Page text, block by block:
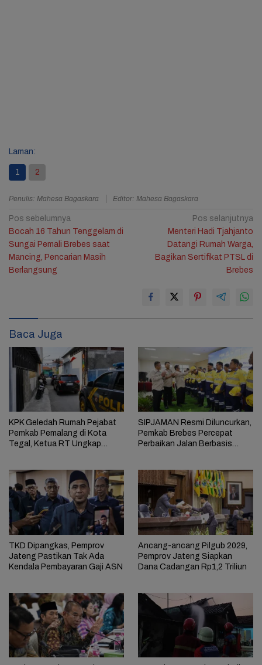
Laman:
1 2
Penulis: Mahesa Bagaskara Editor: Mahesa Bagaskara
Navigasi
pos
Pos sebelumnya
Bocah 16 Tahun Tenggelam di
Sungai Pemali Brebes saat
Mancing, Pencarian Masih
Berlangsung
Pos selanjutnya
Menteri Hadi Tjahjanto
Datangi Rumah Warga,
Bagikan Sertifikat PTSL di
Brebes
2
Baca Juga
KPK Geledah Rumah Pejabat
Pemkab Pemalang di Kota
Tegal, Ketua RT Ungkap
SIPJAMAN Resmi Diluncurkan,
Pemkab Brebes Percepat
Perbaikan Jalan Berbasis
TKD Dipangkas, Pemprov
Jateng Pastikan Tak Ada
Kendala Pembayaran Gaji ASN
Ancang-ancang Pilgub 2029,
Pemprov Jateng Siapkan
Dana Cadangan Rp1,2 Triliun